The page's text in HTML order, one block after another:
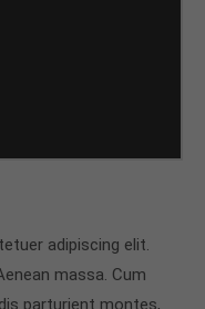
adipiscing elit.
massa. Cum
parturient montes,